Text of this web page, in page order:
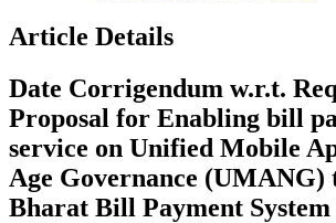
Article Details
Date Corrigendum w.r.t.
Proposal for Enabling bill
service on Unified Mobile
Age Governance (UMANG)
Bharat Bill Payment System